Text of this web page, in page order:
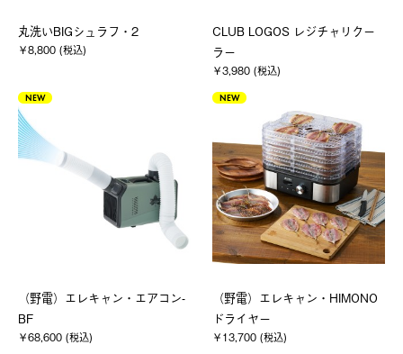
丸洗いBIGシュラフ・2
￥8,800 (税込)
CLUB LOGOS レジチャリクー
ラー
￥3,980 (税込)
NEW
（野電）エレキャン・エアコン-
BF
￥68,600 (税込)
NEW
（野電）エレキャン・HIMONO
ドライヤー
￥13,700 (税込)